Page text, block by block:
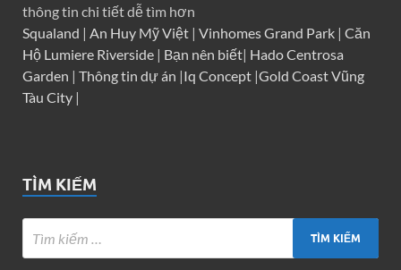
thông tin chi tiết dễ tìm hơn
Squaland | An Huy Mỹ Việt | Vinhomes Grand Park | Căn
Hộ Lumiere Riverside | Bạn nên biết| Hado Centrosa
Garden | Thông tin dự án |Iq Concept |Gold Coast Vũng
Tàu City |
TÌM KIẾM